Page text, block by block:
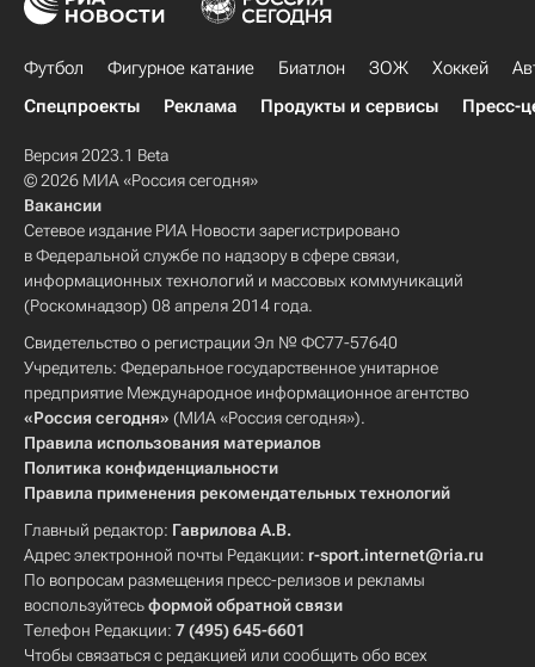
Футбол Фигурное катание Биатлон ЗОЖ Хоккей
Спецпроекты
Реклама Продукты и сервисы Пресс-
Версия 2023.1 Beta
© 2026 МИА «Россия сегодня»
Вакансии
Сетевое издание РИА Новости зарегистрировано
в Федеральной службе по надзору в сфере связи,
информационных технологий и массовых коммуникаций
(Роскомнадзор) 08 апреля 2014 года.
Свидетельство о регистрации Эл № ФС77-57640
Учредитель: Федеральное государственное унитарное
предприятие Международное информационное агентство
«Россия сегодня» (МИА «Россия сегодня»).
Правила использования материалов
Политика конфиденциальности
Правила применения рекомендательных технологий
Главный редактор: Гаврилова А.В.
Адрес электронной почты Редакции: r-sport.internet@ria.ru
По вопросам размещения пресс-релизов и рекламы
воспользуйтесьформой обратной связи
Телефон Редакции: 7 (495) 645-6601
Чтобы связаться с редакцией или сообщить обо всех